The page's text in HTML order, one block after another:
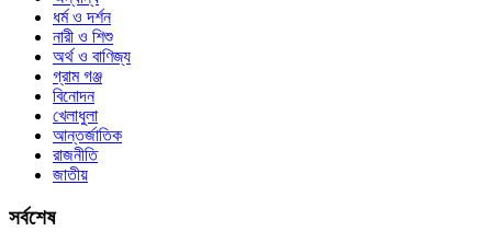
ধর্ম ও দর্শন
নারী ও শিশু
অর্থ ও বাণিজ্য
গ্রাম গঞ্জ
বিনোদন
খেলাধুলা
আন্তর্জাতিক
রাজনীতি
জাতীয়
সর্বশেষ